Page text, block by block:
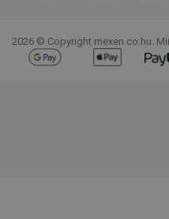
2026 © Copyright mexen.co.hu.